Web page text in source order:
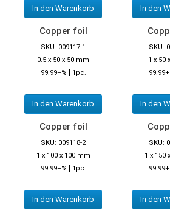
In den Warenkorb In den
Copper foil
SKU: 009117-1
0.5 x 50 x 50 mm
99.99+% | 1pc.
In den Warenkorb
SKU:
1 x 50
In den
Copper foil
SKU: 009118-2
1 x 100 x 100 mm
99.99+% | 1pc.
In den Warenkorb
SKU:
1 x 150
In den